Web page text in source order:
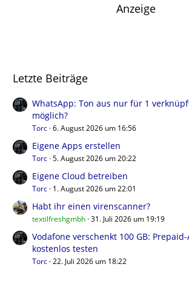
Anzeige
Letzte Beiträge
WhatsApp: Ton aus nur für 1
möglich?
Torc 6. August 2026 um 16:56
Eigene Apps erstellen
Torc 5. August 2026 um 20:22
Eigene Cloud betreiben
Torc 1. August 2026 um 22:01
Habt ihr einen virenscanner?
textilfreshgmbh 31. Juli 2026 um 19:19
Vodafone verschenkt 100 GB:
kostenlos testen
Torc 22. Juli 2026 um 18:22